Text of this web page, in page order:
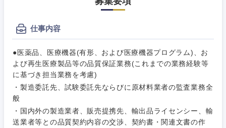
仕事内容
●医薬品、医療機器(有形、および医療機器プログラム)、お
よび再生医療製品等の品質保証業務(これまでの業務経験等
に基づき担当業務を考慮)
・製造委託先、試験委託先ならびに原材料業者の監査業務全
般
・国内外の製造業者、販売提携先、輸出品ライセンシー、輸
送業者等との品質契約内容の交渉、契約書・関連文書の作
ご希望の職種を選択してください
ご希望の職種を選択してください
ご希望の業界を選択してください
ご希望の勤務地を選択してください
ご希望条件を入力ください